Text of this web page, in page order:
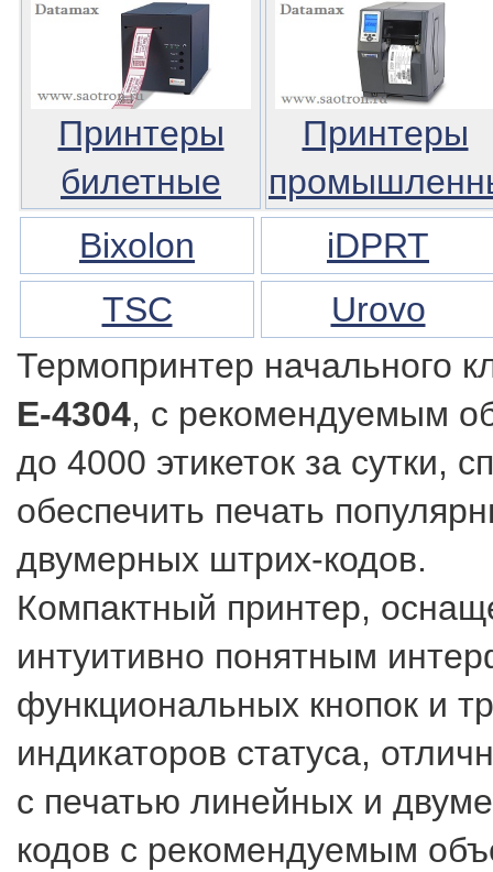
Принтеры
билетные
Принтеры
Bixolon
iDPRT
TSC
Urovo
Термопринтер начального
E-4304, с рекомендуемым
до 4000 этикеток за сутки,
обеспечить печать
двумерных штрих-кодов.
Компактный принтер,
интуитивно понятным
функциональных кнопок и
индикаторов статуса,
с печатью линейных и
кодов с рекомендуемым